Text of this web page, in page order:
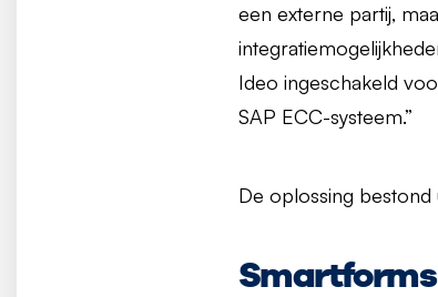
een externe partij,
Ideo ingeschakeld
SAP ECC-systeem.”
De oplossing